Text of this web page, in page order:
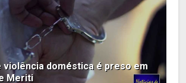
violência doméstica é preso em
Meriti